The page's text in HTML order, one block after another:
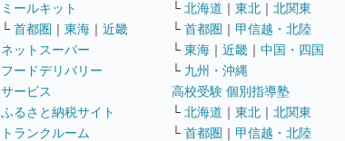
ミールキット
└ 首都圏 ｜ 東海 ｜ 近畿
ネットスーパー
フードデリバリー
サービス
ふるさと納税サイト
トランクルーム
└ 北海道 ｜ 東北 ｜ 北関東
└ 首都圏 ｜ 甲信越・北陸
└ 東海 ｜ 近畿 ｜ 中国・四国
└ 九州・沖縄
高校受験 個別指導塾
└ 北海道 ｜ 東北 ｜ 北関東
└ 首都圏 ｜ 甲信越・北陸